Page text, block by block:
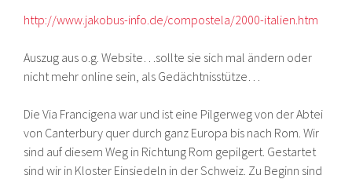
http://www.jakobus-info.de/compostela/2000-italien.htm
Auszug aus o.g. Website…sollte sie sich mal ändern oder
nicht mehr online sein, als Gedächtnisstütze…
Die Via Francigena war und ist eine Pilgerweg von der Abtei
von Canterbury quer durch ganz Europa bis nach Rom. Wir
sind auf diesem Weg in Richtung Rom gepilgert. Gestartet
sind wir in Kloster Einsiedeln in der Schweiz. Zu Beginn sind